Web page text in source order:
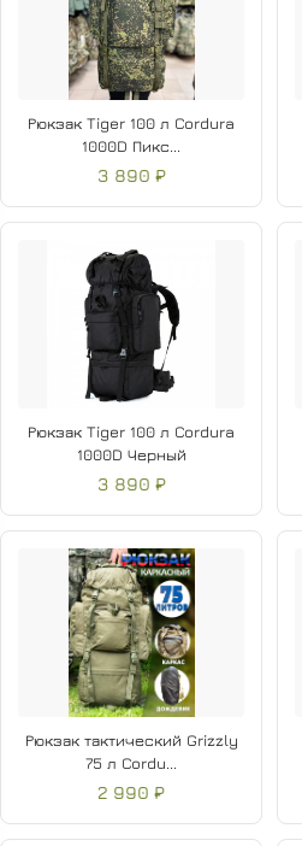
Рюкзак Tiger 100 л Cordura
1000D Пикс...
3 890 ₽
Рюкзак Tiger 100 л Cordura
1000D Черный
3 890 ₽
Рюкзак тактический Grizzly
75 л Cordu...
2 990 ₽